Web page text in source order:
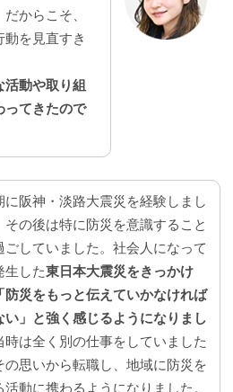
からこそ、
動を見直すき
活動や取り組
ってきたので
に阪神・淡路大震災を経験しまし
その後は特に防災を意識すること
ごしていました。社会人になって
生した東日本大震災をきっかけ
防災をもっと伝えていかなければ
い」と強く感じるようになりまし
時は全く別の仕事をしていました
の思いから転職し、地域に防災を
活動に携わるようになりました。